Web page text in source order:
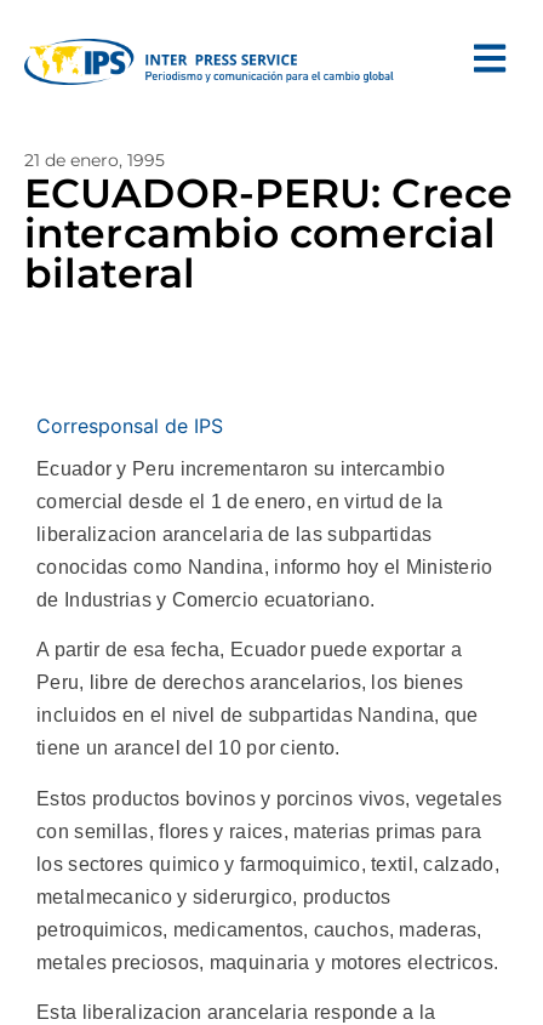
21 de enero, 1995
ECUADOR-PERU: Crece
intercambio comercial
bilateral
Corresponsal de IPS
Ecuador y Peru incrementaron su intercambio
comercial desde el 1 de enero, en virtud de la
liberalizacion arancelaria de las subpartidas
conocidas como Nandina, informo hoy el Ministerio
de Industrias y Comercio ecuatoriano.
A partir de esa fecha, Ecuador puede exportar a
Peru, libre de derechos arancelarios, los bienes
incluidos en el nivel de subpartidas Nandina, que
tiene un arancel del 10 por ciento.
Estos productos bovinos y porcinos vivos, vegetales
con semillas, flores y raices, materias primas para
los sectores quimico y farmoquimico, textil, calzado,
metalmecanico y siderurgico, productos
petroquimicos, medicamentos, cauchos, maderas,
metales preciosos, maquinaria y motores electricos.
Esta liberalizacion arancelaria responde a la